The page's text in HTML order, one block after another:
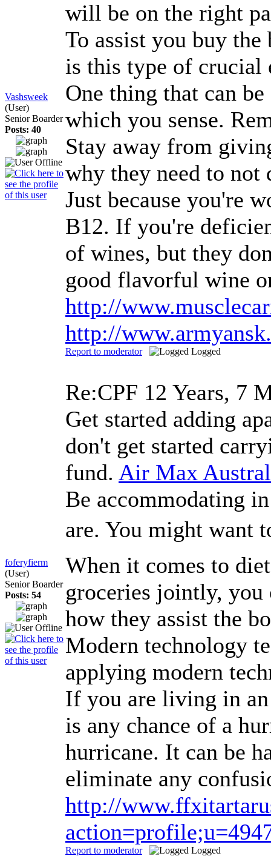
Vashsweek
(User)
Senior Boarder
Posts: 40
will be on the right
To assist you buy
is this type of crucial
One thing that can
which you sense.
Stay away from
why they need to not
Just because you're
B12. If you're
of wines, but they
good flavorful wine
http://
http://
Report to moderator Logged
foferyfierm
(User)
Senior Boarder
Posts: 54
Re:CPF 12 Years, 7
Get started adding
don't get started
fund. Air Max
Be accommodating
are. You might want
When it comes to
groceries jointly, you
how they assist the
Modern technology
applying modern
If you are living in an
is any chance of a
hurricane. It can be
eliminate any
http://
Report to moderator Logged